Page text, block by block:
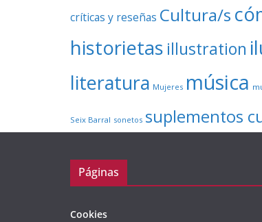
críticas y reseñas Cultura/s
historietas illustration
literatura Mujeres música
Seix Barral sonetos suplementos
Páginas
Cookies